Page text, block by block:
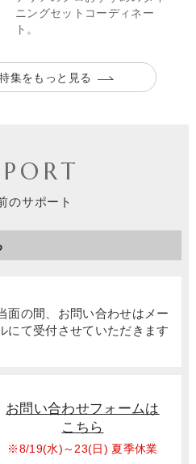
ニングセットコーディネー
ト。
集をもっと見る
のサポート
面の間、お問い合わせは メー
にて受付させていただきます
お問い合わせフォームは
こちら
※8/19(水)～23(日) 夏季休業